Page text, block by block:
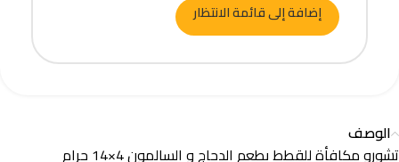
إضافة إلى قائمة الانتظار
الوصف
تشورو مكافأة للقطط بطعم الدجاج و السالمون 4×14 جرام